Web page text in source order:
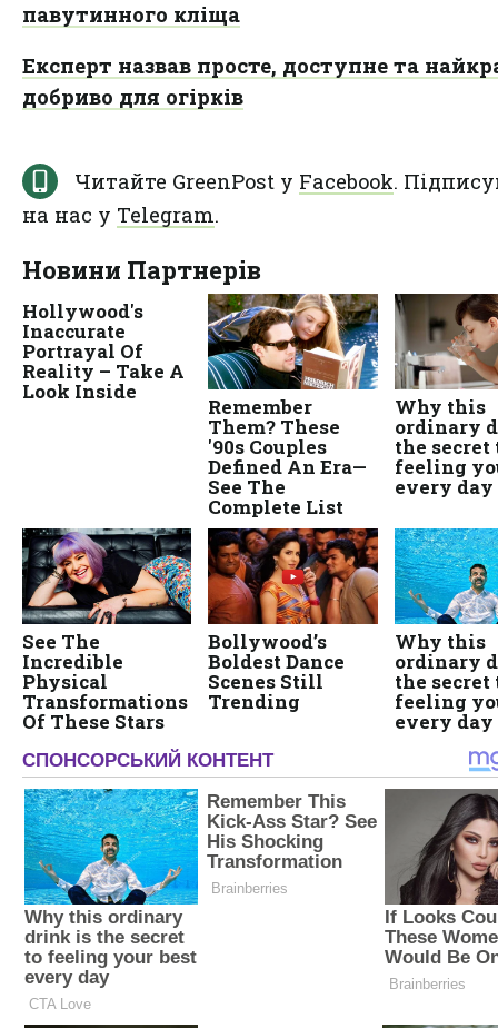
павутинного кліща
Експерт назвав просте, доступне та
добриво для огірків
Читайте GreenPost у Facebook.
на нас у Telegram.